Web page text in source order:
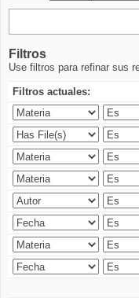
Filtros
Use filtros para refinar sus
Filtros actuales: